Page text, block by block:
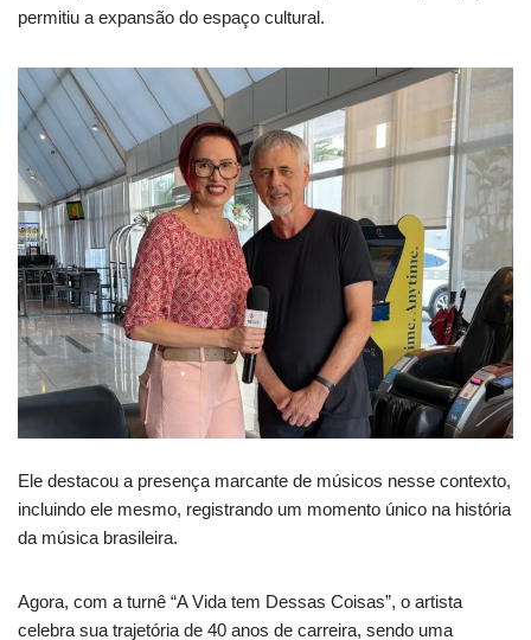
permitiu a expansão do espaço cultural.
Ele destacou a presença marcante de músicos nesse contexto,
incluindo ele mesmo, registrando um momento único na história
da música brasileira.
Agora, com a turnê “A Vida tem Dessas Coisas”, o artista
celebra sua trajetória de 40 anos de carreira, sendo uma